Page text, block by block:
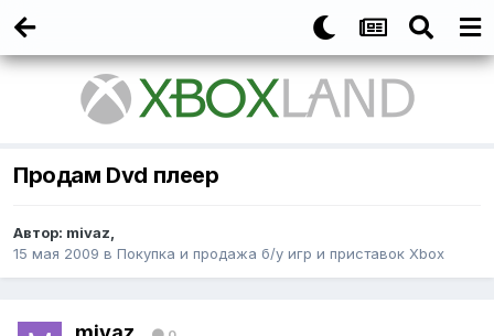
Продам Dvd плеер
Автор: mivaz,
15 мая 2009 в Покупка и продажа б/у игр и приставок Xbox